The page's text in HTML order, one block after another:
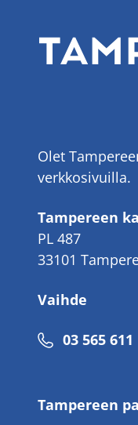
Olet
verkkosivuilla.
Tampereen
PL 487
33101
Vaihde
03 565 611
Tampereen